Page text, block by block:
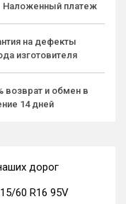
Наложенный платеж
на дефекты
изготовителя
возврат и обмен в
14 дней
дорог
60 R16 95V